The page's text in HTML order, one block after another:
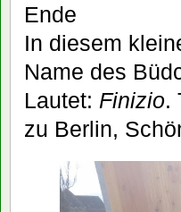
Ende
In diesem
Name des
Lautet: Finizio.
zu Berlin,